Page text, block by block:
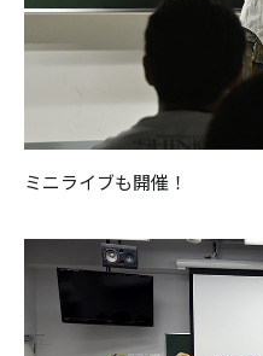
ミニライブも開催！